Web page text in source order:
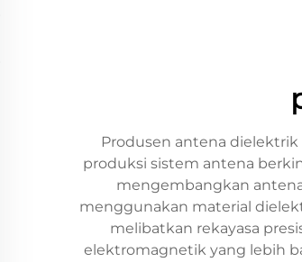
Produsen antena
produksi sistem antena
mengembangkan
menggunakan material
melibatkan rekayasa
elektromagnetik yang lebih